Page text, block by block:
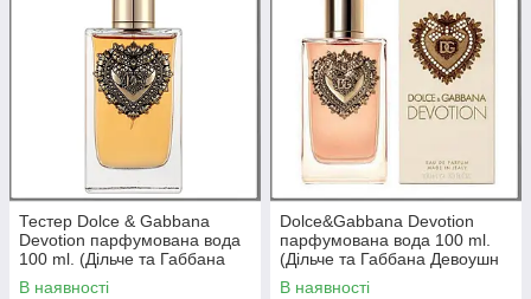
Тестер Dolce & Gabbana
Devotion парфумована вода
100 ml. (Дільче та Габбана
Девоушн Вумен)
В наявності
Dolce&Gabbana Devotion
парфумована вода 100 ml.
(Дільче та Габбана Девоушн
Вумен)
В наявності